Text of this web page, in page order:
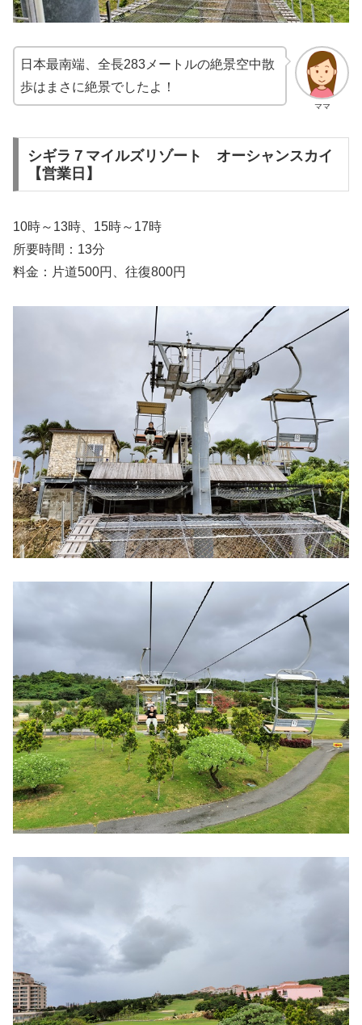
ママ
日本最南端、全長283メートルの絶景空中散
歩はまさに絶景でしたよ！
シギラ７マイルズリゾート オーシャンスカイ
【営業日】
10時～13時、15時～17時
所要時間：13分
料金：片道500円、往復800円